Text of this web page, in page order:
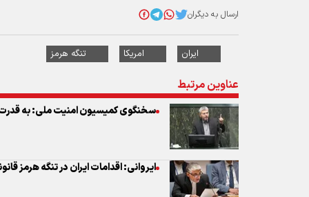
ارسال به دیگران
ایران امریکا تنگه هرمز
عناوین مرتبط
سخنگوی کمیسیون امنیت ملی: به قدرت
ایروانی: اقدامات ایران در تنگه هرمز